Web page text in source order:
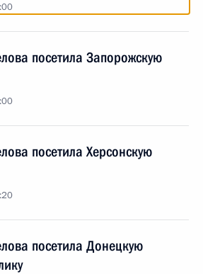
посетила Запорожскую
посетила Херсонскую
посетила Донецкую